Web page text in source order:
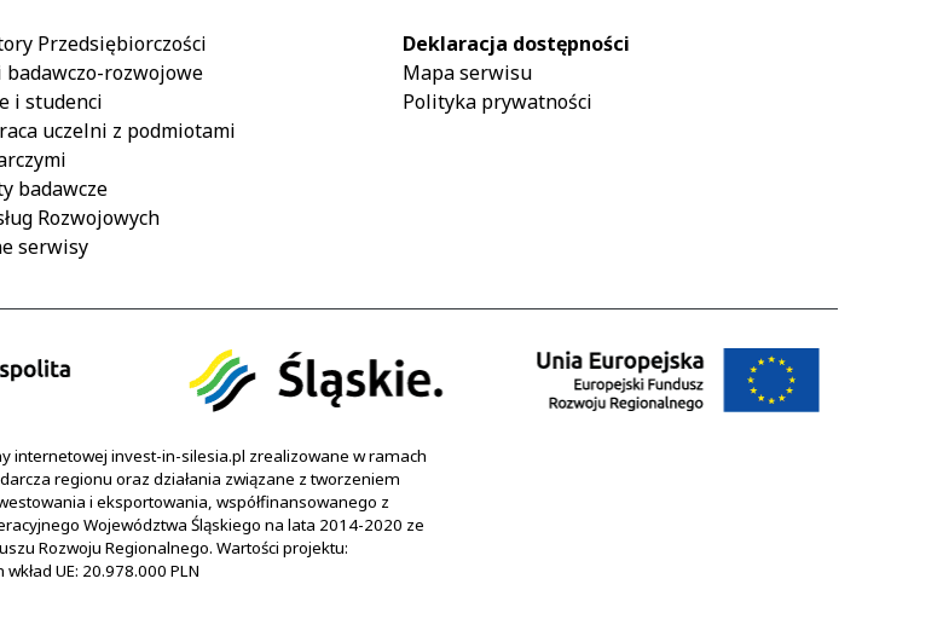
Przedsiębiorczości
badawczo-rozwojowe
i studenci
uczelni z podmiotami
badawcze
Rozwojowych
serwisy
Deklaracja dostępności
Mapa serwisu
Polityka prywatności
internetowej invest-in-silesia.pl zrealizowane w ramach
regionu oraz działania związane z tworzeniem
i eksportowania, współfinansowanego z
Województwa Śląskiego na lata 2014-2020 ze
Rozwoju Regionalnego. Wartości projektu:
UE: 20.978.000 PLN